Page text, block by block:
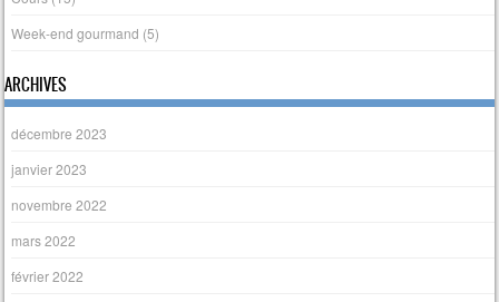
Week-end gourmand (5)
ARCHIVES
décembre 2023
janvier 2023
novembre 2022
mars 2022
février 2022